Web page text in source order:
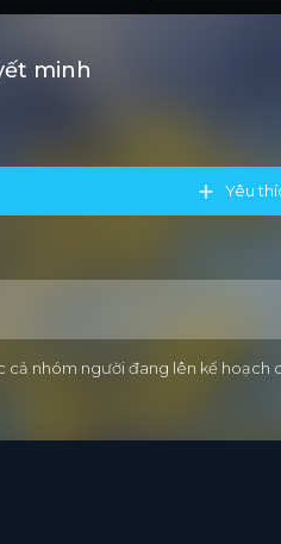
minh
Yêu
nhóm người đang lên kế hoạch